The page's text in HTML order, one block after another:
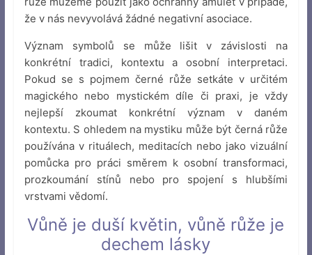
že v nás nevyvolává žádné negativní asociace.
Význam symbolů se může lišit v závislosti na
konkrétní tradici, kontextu a osobní interpretaci.
Pokud se s pojmem černé růže setkáte v určitém
magického nebo mystickém díle či praxi, je vždy
nejlepší zkoumat konkrétní význam v daném
kontextu. S ohledem na mystiku může být černá růže
používána v rituálech, meditacích nebo jako vizuální
pomůcka pro práci směrem k osobní transformaci,
prozkoumání stínů nebo pro spojení s hlubšími
vrstvami vědomí.
Vůně je duší květin, vůně růže je
dechem lásky